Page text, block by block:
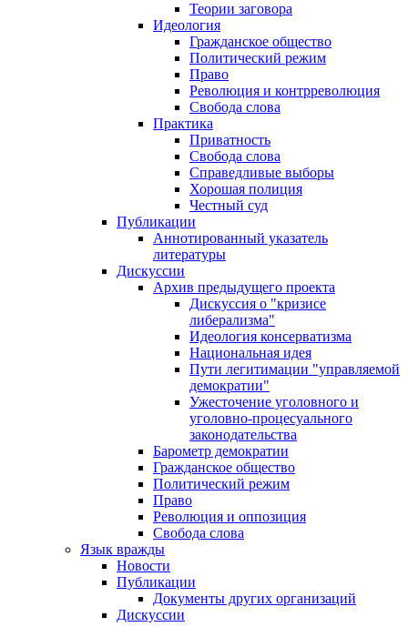
Теории заговора
Идеология
Гражданское общество
Политический режим
Право
Революция и контрреволюция
Свобода слова
Практика
Приватность
Свобода слова
Справедливые выборы
Хорошая полиция
Честный суд
Публикации
Аннотированный указатель
литературы
Дискуссии
Архив предыдущего проекта
Дискуссия о "кризисе
либерализма"
Идеология консерватизма
Национальная идея
Пути легитимации "управляемой
демократии"
Ужесточение уголовного и
уголовно-процесуального
законодательства
Барометр демократии
Гражданское общество
Политический режим
Право
Революция и оппозиция
Свобода слова
Язык вражды
Новости
Публикации
Документы других организаций
Дискуссии